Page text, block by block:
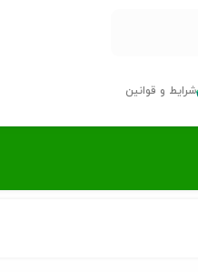
شرایط و قوانین